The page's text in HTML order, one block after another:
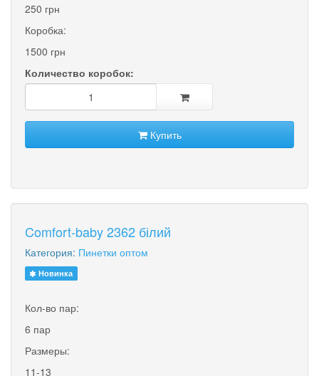
250 грн
Коробка:
1500 грн
Количество коробок:
Купить
Comfort-baby 2362 білий
Категория: Пинетки оптом
Новинка
Кол-во пар:
6 пар
Размеры:
11-13